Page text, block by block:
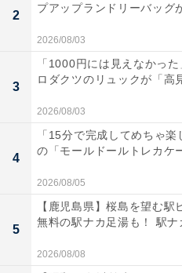
2
プアップランドリーバッグ
2026/08/03
3
「1000円には見えなかっ
ロダクツのリュックが「高
2026/08/03
4
「15分で完成してめちゃ
の「モールドールトレカケ
2026/08/05
5
【鹿児島県】桜島を望む駅
無料の駅ナカ足湯も！ 駅ナ
2026/08/08